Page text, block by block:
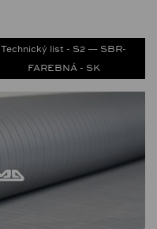
Technický list - S2 — SBR-
FAREBNÁ - SK